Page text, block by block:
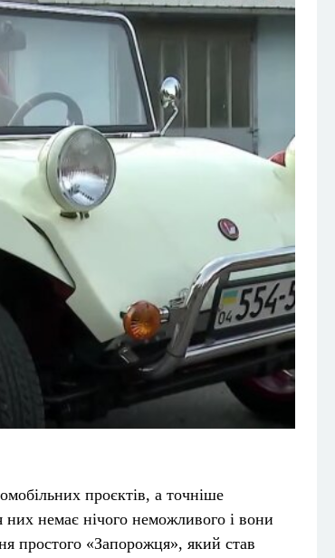
проєктів, а точніше
немає нічого неможливого і вони
простого «‎Запорожця», який став